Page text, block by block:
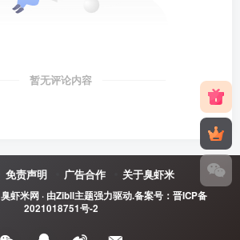
暂无评论内容
免责声明 广告合作 关于臭虾米
臭虾米网· 由Zibll主题强力驱动.备案号： 晋ICP备
2021018751号-2